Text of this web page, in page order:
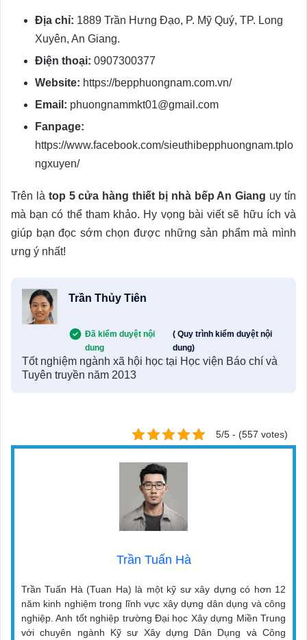
Địa chỉ: 1889 Trần Hưng Đạo, P. Mỹ Quý, TP. Long
Xuyên, An Giang.
Điện thoại: 0907300377
Website: https://bepphuongnam.com.vn/
Email: phuongnammkt01@gmail.com
Fanpage:
https://www.facebook.com/sieuthibepphuongnam.tplo
ngxuyen/
Trên là top 5 cửa hàng thiết bị nhà bếp An Giang uy tín
mà bạn có thể tham khảo. Hy vọng bài viết sẽ hữu ích và
giúp bạn đọc sớm chọn được những sản phẩm mà mình
ưng ý nhất!
Trần Thủy Tiên
Đã kiểm duyệt nội
dung
( Quy trình kiểm duyệt nội
dung)
Tốt nghiệm ngành xã hội học tại Học viện Báo chí và
Tuyên truyền năm 2013
5/5 - (557 votes)
Trần Tuấn Hà
Trần Tuấn Hà (Tuan Ha) là một kỹ sư xây dựng có hơn 12
năm kinh nghiệm trong lĩnh vực xây dựng dân dụng và công
nghiệp. Anh tốt nghiệp trường Đại học Xây dựng Miền Trung
với chuyên ngành Kỹ sư Xây dựng Dân Dụng và Công